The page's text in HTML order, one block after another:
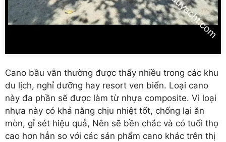
Cano bầu vẫn thường được thấy nhiều trong các khu
du lịch, nghỉ dưỡng hay resort ven biển. Loại cano
này đa phần sẽ được làm từ nhựa composite. Vì loại
nhựa này có khả năng chịu nhiệt tốt, chống lại ăn
mòn, gỉ sét hiệu quả, Nên sẽ bền chắc và có tuổi thọ
cao hơn hẳn so với các sản phẩm cano khác trên thị